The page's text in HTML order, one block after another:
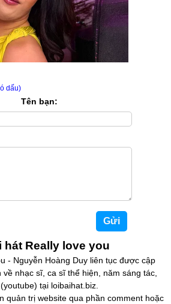
dấu)
Tên bạn:
Really love you
- Nguyễn Hoàng Duy liên tục được cập
về nhạc sĩ, ca sĩ thể hiện, năm sáng tác,
tại loibaihat.biz.
quản trị website qua phần comment hoặc